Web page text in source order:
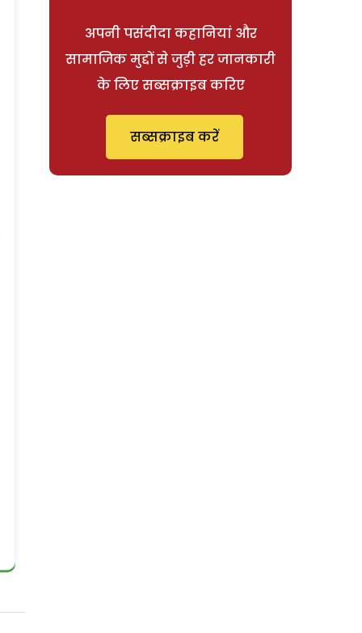
अपनी पसंदीदा कहानियां और
सामाजिक मुद्दों से जुड़ी हर जानकारी
के लिए सब्सक्राइब करिए
सब्सक्राइब करें